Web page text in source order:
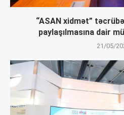
“ASAN xidmət”
paylaşılmasına dair
21/05/